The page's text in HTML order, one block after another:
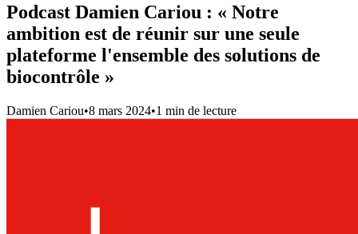
Podcast Damien Cariou : « Notre
ambition est de réunir sur une seule
plateforme l'ensemble des solutions de
biocontrôle »
Damien Cariou•8 mars 2024•1 min de lecture